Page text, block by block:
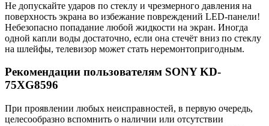
Не допускайте ударов по стеклу и чрезмерного давления на
поверхность экрана во избежание повреждений LED-панели!
Небезопасно попадание любой жидкости на экран. Иногда
одной капли воды достаточно, если она стечёт вниз по стеклу
на шлейфы, телевизор может стать неремонтопригодным.
Рекомендации пользователям SONY KD-
75XG8596
При проявлении любых неисправностей, в первую очередь,
целесообразно вспомнить о наличии или отсутствии